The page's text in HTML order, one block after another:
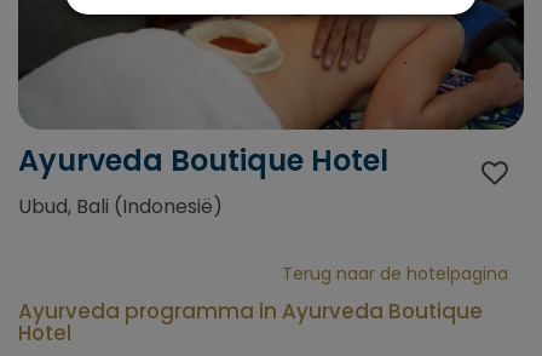
Ayurveda Boutique Hotel
Ubud, Bali (Indonesië)
Terug naar de hotelpagina
Ayurveda programma in Ayurveda Boutique
Hotel